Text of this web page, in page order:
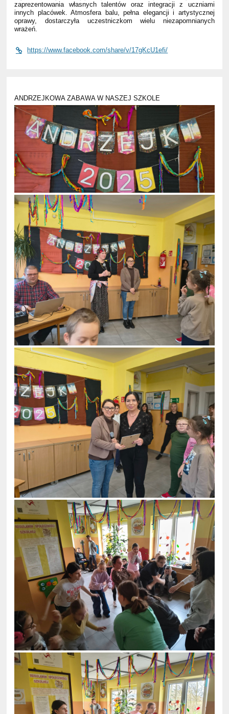
zaprezentowania własnych talentów oraz integracji z uczniami
innych placówek. Atmosfera balu, pełna elegancji i artystycznej
oprawy, dostarczyła uczestniczkom wielu niezapomnianych
wrażeń.
https://www.facebook.com/share/v/17gKcU1efi/
ANDRZEJKOWA ZABAWA W NASZEJ SZKOLE